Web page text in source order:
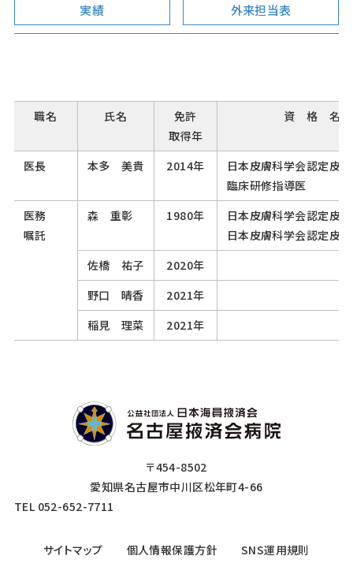
実績
外来担当表
職名 氏名
免許
取得年
資 格 名
医長 本多 美貴 2014年
日本皮膚科学会認定皮
臨床研修指導医
医務
嘱託
森 重彰 1980年
日本皮膚科学会認定皮
日本皮膚科学会認定皮
佐橋 祐子
2020年
野口 晴香
2021年
稲見 理菜
2021年
〒454-8502
愛知県名古屋市中川区松年町4-66
TEL 052-652-7711
サイトマップ 個人情報保護方針 SNS運用規則